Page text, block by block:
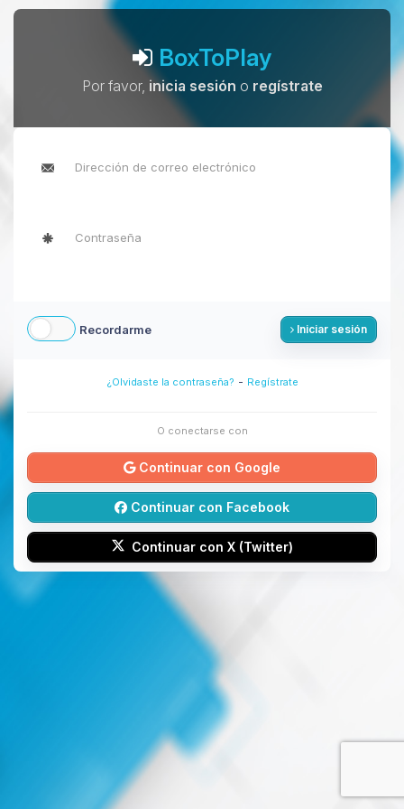
BoxToPlay
Por favor, inicia sesión o regístrate
Recordarme Iniciar sesión
¿Olvidaste la contraseña? - Regístrate
O conectarse con
Continuar con Google
Continuar con Facebook
Continuar con X (Twitter)